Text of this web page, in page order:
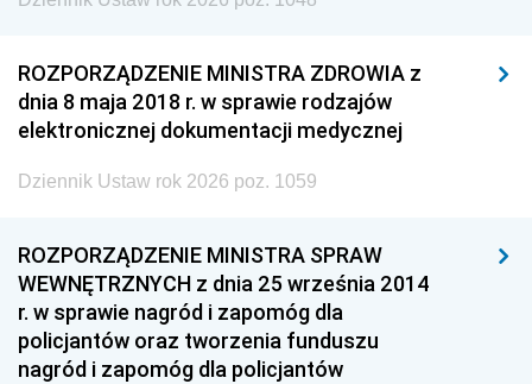
ROZPORZĄDZENIE MINISTRA ZDROWIA z
dnia 8 maja 2018 r. w sprawie rodzajów
elektronicznej dokumentacji medycznej
Dziennik Ustaw rok 2026 poz. 1059
ROZPORZĄDZENIE MINISTRA SPRAW
WEWNĘTRZNYCH z dnia 25 września 2014
r. w sprawie nagród i zapomóg dla
policjantów oraz tworzenia funduszu
nagród i zapomóg dla policjantów